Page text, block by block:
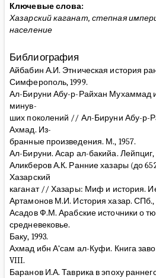
Ключевые слова:
Хазарский каганат, степная
население
Библиография
Айбабин А.И. Этническая история
Симферополь, 1999.
Ал-Бируни Абу-р-Райхан Мухаммад
минув-
ших поколений // Ал-Бируни Абу-р-
Ахмад. Из-
бранные произведения. М., 1957.
Ал-Бируни. Асар ал-бакийа. Лейпциг,
Аликберов А.К. Ранние хазары (до
Хазарский
каганат // Хазары: Миф и история.
Артамонов М.И. История хазар. СПб.,
Асадов Ф.М. Арабские источники о
средневековье.
Баку, 1993.
Ахмад ибн А‘сам ал-Куфи. Книга
VIII.
Баранов И.А. Таврика в эпоху